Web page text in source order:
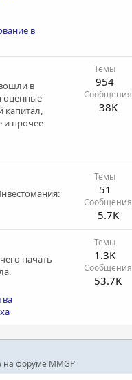
в
в
капитал,
и прочее
Темы
954
Сообщения
38K
Темы
51
Сообщения
5.7K
начать
Темы
1.3K
Сообщения
53.7K
на форуме MMGP